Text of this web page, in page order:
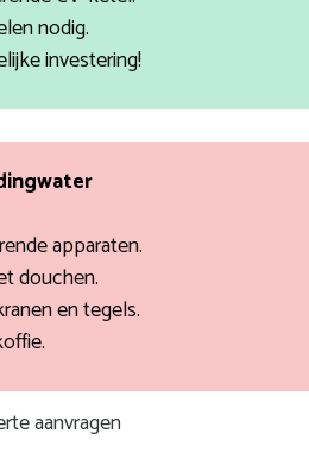
nodig.
investering!
apparaten.
douchen.
en tegels.
aanvragen